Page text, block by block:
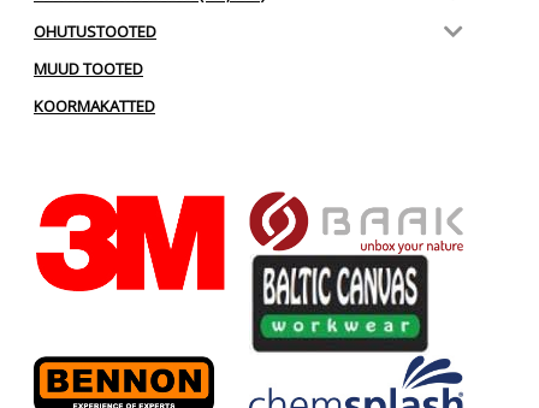
OHUTUSTOOTED
MUUD TOOTED
KOORMAKATTED